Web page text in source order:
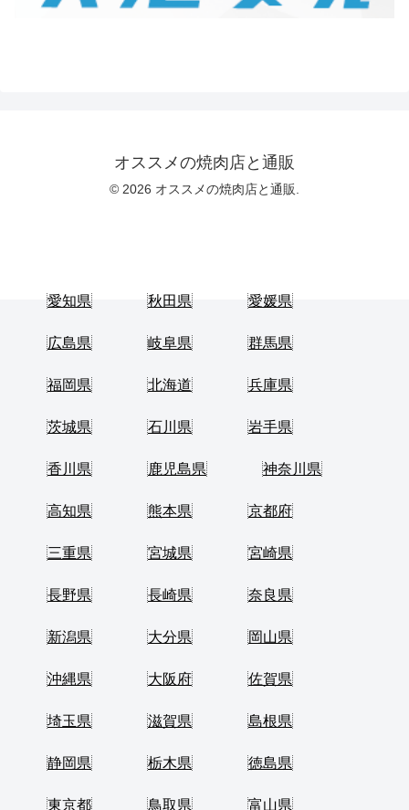
オススメの焼肉店と通販
© 2026 オススメの焼肉店と通販.
愛知県 秋田県 愛媛県
広島県 岐阜県 群馬県
福岡県 北海道 兵庫県
茨城県 石川県 岩手県
香川県 鹿児島県 神奈川県
高知県 熊本県 京都府
三重県 宮城県 宮崎県
長野県 長崎県 奈良県
新潟県 大分県 岡山県
沖縄県 大阪府 佐賀県
埼玉県 滋賀県 島根県
静岡県 栃木県 徳島県
東京都 鳥取県 富山県